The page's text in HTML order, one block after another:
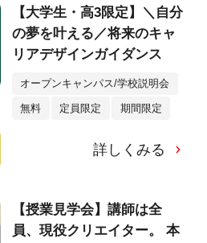
【大学生・高3限定】＼自分
の夢を叶える／将来のキャ
リアデザインガイダンス
オープンキャンパス/学校説明会
無料 定員限定 期間限定
詳しくみる
【授業見学会】講師は全
員、現役クリエイター。 本